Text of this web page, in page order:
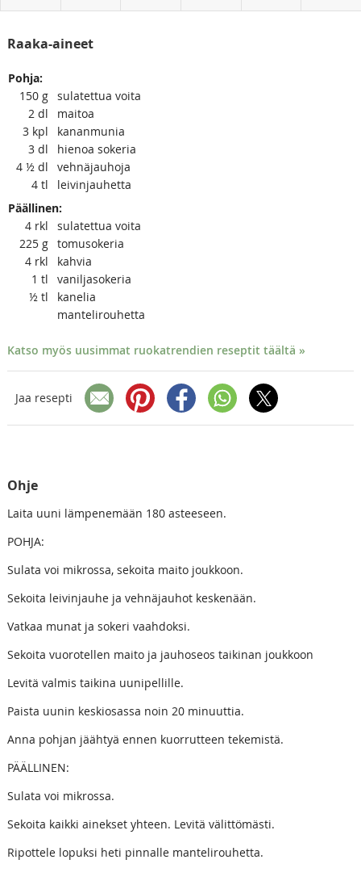
Raaka-aineet
Pohja:
150 g sulatettua voita
2 dl
maitoa
3 kpl
kananmunia
3 dl
hienoa sokeria
4 ½ dl
vehnäjauhoja
4 tl
leivinjauhetta
Päällinen:
4 rkl
sulatettua voita
225 g tomusokeria
4 rkl
kahvia
1 tl
vaniljasokeria
½ tl
kanelia
mantelirouhetta
Katso myös uusimmat ruokatrendien reseptit täältä »
Jaa resepti
Ohje
Laita uuni lämpenemään 180 asteeseen.
POHJA:
Sulata voi mikrossa, sekoita maito joukkoon.
Sekoita leivinjauhe ja vehnäjauhot keskenään.
Vatkaa munat ja sokeri vaahdoksi.
Sekoita vuorotellen maito ja jauhoseos taikinan joukkoon
Levitä valmis taikina uunipellille.
Paista uunin keskiosassa noin 20 minuuttia.
Anna pohjan jäähtyä ennen kuorrutteen tekemistä.
PÄÄLLINEN:
Sulata voi mikrossa.
Sekoita kaikki ainekset yhteen. Levitä välittömästi.
Ripottele lopuksi heti pinnalle mantelirouhetta.